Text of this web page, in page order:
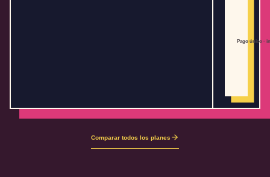
Pago único ·
Comparar todos los planes